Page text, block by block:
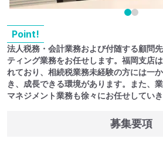
Point!
法人税務・会計業務および付随する顧問
ティング業務をお任せします。福岡支店
れており、相続税業務未経験の方には一
き、成長できる環境があります。また、
マネジメント業務も徐々にお任せしていき
募集要項